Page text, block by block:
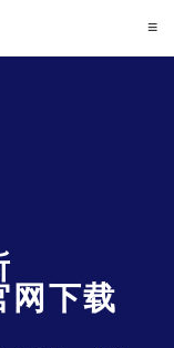
网下载